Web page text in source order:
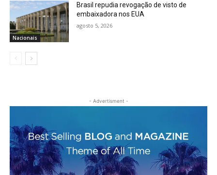
Nacionais
Brasil repudia revogação de visto de
embaixadora nos EUA
agosto 5, 2026
- Advertisment -